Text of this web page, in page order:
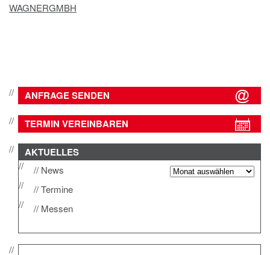
WAGNERGMBH
ANFRAGE SENDEN
TERMIN VEREINBAREN
AKTUELLES
News
Termine
Messen